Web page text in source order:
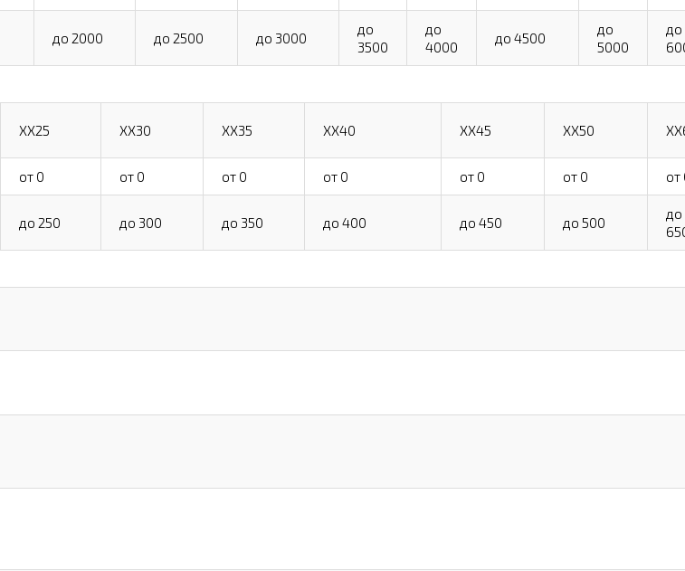
до 2000 до 2500 до 3000
до
3500
до
4000
до 4500
до
5000
до
XX25 XX30 XX35 XX40 XX45 XX50
от 0 от 0 от 0 от 0 от 0 от 0 от
до 250 до 300 до 350 до 400 до 450 до 500
до